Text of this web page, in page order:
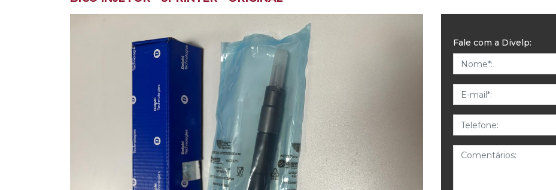
Fale com a Divelp:
Nome
E-mail
Telefone
Comentários